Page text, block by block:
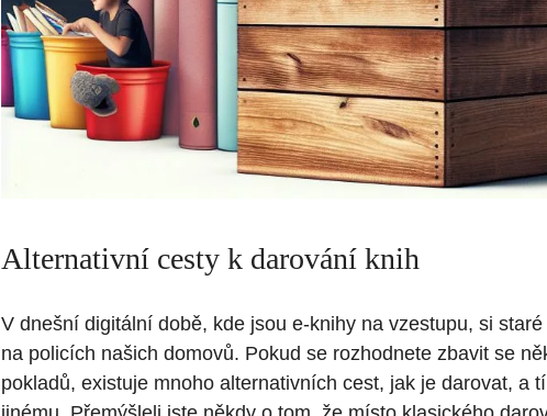
Alternativní cesty k darování knih
V dnešní digitální době, kde jsou e-knihy na vzestupu, si
na policích našich domovů. Pokud se rozhodnete zbavit se
pokladů, existuje mnoho alternativních cest, jak je darovat, a